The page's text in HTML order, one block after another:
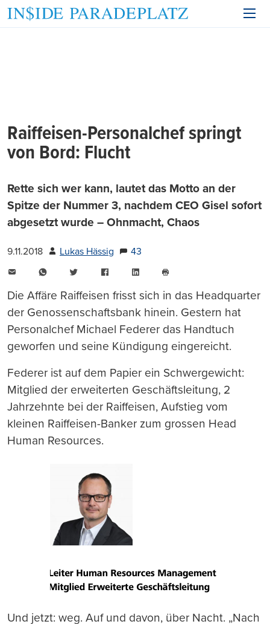
Raiffeisen-Personalchef springt
von Bord: Flucht
Rette sich wer kann, lautet das Motto an der
Spitze der Nummer 3, nachdem CEO Gisel sofort
abgesetzt wurde – Ohnmacht, Chaos
9.11.2018 Lukas Hässig
43
WhatsAppTwitter FacebookLinkedIn
drucken
Die Affäre Raiffeisen frisst sich in das Headquarter
der Genossenschaftsbank hinein. Gestern hat
Personalchef Michael Federer das Handtuch
geworfen und seine Kündigung eingereicht.
Federer ist auf dem Papier ein Schwergewicht:
Mitglied der erweiterten Geschäftsleitung, 2
Jahrzehnte bei der Raiffeisen, Aufstieg vom
kleinen Raiffeisen-Banker zum grossen Head
Human Resources.
Und jetzt: weg. Auf und davon, über Nacht. „Nach